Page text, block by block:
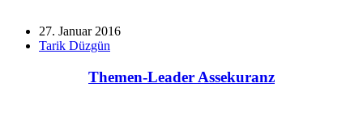
27. Januar 2016
Tarik Düzgün
Themen-Leader Assekuranz